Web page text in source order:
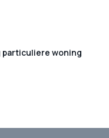
woning